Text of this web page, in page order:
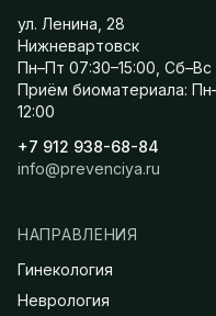
ул. Ленина, 28
Нижневартовск
Пн–Пт 07:30–15:00, Сб–Вс
Приём биоматериала:
12:00
+7 912 938-68-84
info@prevenciya.ru
НАПРАВЛЕНИЯ
Гинекология
Неврология